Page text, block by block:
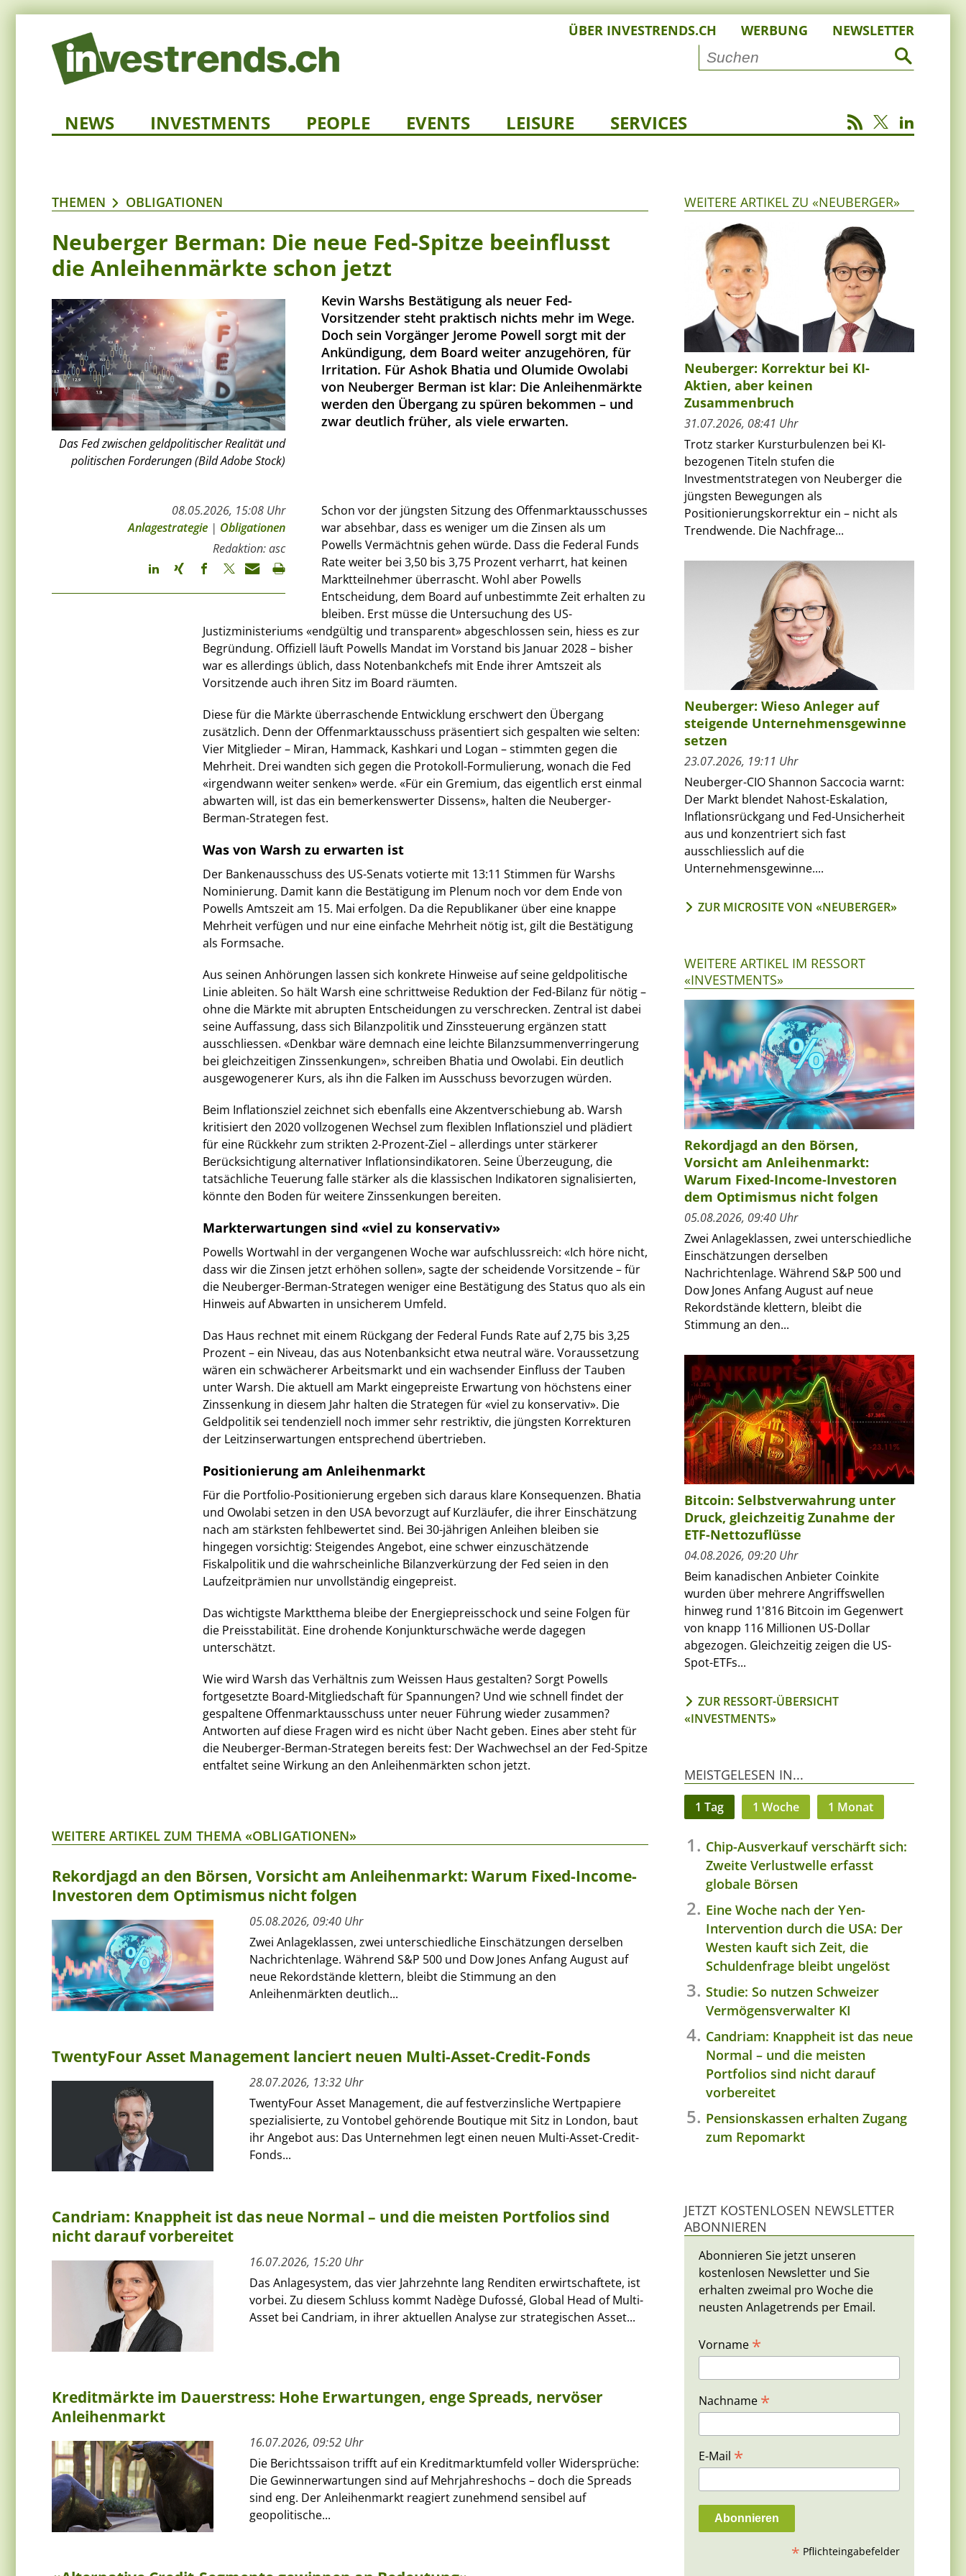
ÜBER INVESTRENDS.CH WERBUNG NEWSLETTER
NEWS INVESTMENTS PEOPLE EVENTS LEISURE SERVICES
THEMEN OBLIGATIONEN
Neuberger Berman: Die neue Fed-Spitze beeinflusst
die Anleihenmärkte schon jetzt
Das Fed zwischen geldpolitischer Realität und
politischen Forderungen (Bild Adobe Stock)
Kevin Warshs Bestätigung als neuer Fed-
Vorsitzender steht praktisch nichts mehr im Wege.
Doch sein Vorgänger Jerome Powell sorgt mit der
Ankündigung, dem Board weiter anzugehören, für
Irritation. Für Ashok Bhatia und Olumide Owolabi
von Neuberger Berman ist klar: Die Anleihenmärkte
werden den Übergang zu spüren bekommen – und
zwar deutlich früher, als viele erwarten.
08.05.2026, 15:08 Uhr
Anlagestrategie | Obligationen
Redaktion: asc
Schon vor der jüngsten Sitzung des Offenmarktausschusses
war absehbar, dass es weniger um die Zinsen als um
Powells Vermächtnis gehen würde. Dass die Federal Funds
Rate weiter bei 3,50 bis 3,75 Prozent verharrt, hat keinen
Marktteilnehmer überrascht. Wohl aber Powells
Entscheidung, dem Board auf unbestimmte Zeit erhalten zu
bleiben. Erst müsse die Untersuchung des US-
Justizministeriums «endgültig und transparent» abgeschlossen sein, hiess es zur
Begründung. Offiziell läuft Powells Mandat im Vorstand bis Januar 2028 – bisher
war es allerdings üblich, dass Notenbankchefs mit Ende ihrer Amtszeit als
Vorsitzende auch ihren Sitz im Board räumten.
Diese für die Märkte überraschende Entwicklung erschwert den Übergang
zusätzlich. Denn der Offenmarktausschuss präsentiert sich gespalten wie selten:
Vier Mitglieder – Miran, Hammack, Kashkari und Logan – stimmten gegen die
Mehrheit. Drei wandten sich gegen die Protokoll-Formulierung, wonach die Fed
«irgendwann weiter senken» werde. «Für ein Gremium, das eigentlich erst einmal
abwarten will, ist das ein bemerkenswerter Dissens», halten die Neuberger-
Berman-Strategen fest.
Was von Warsh zu erwarten ist
Der Bankenausschuss des US-Senats votierte mit 13:11 Stimmen für Warshs
Nominierung. Damit kann die Bestätigung im Plenum noch vor dem Ende von
Powells Amtszeit am 15. Mai erfolgen. Da die Republikaner über eine knappe
Mehrheit verfügen und nur eine einfache Mehrheit nötig ist, gilt die Bestätigung
als Formsache.
Aus seinen Anhörungen lassen sich konkrete Hinweise auf seine geldpolitische
Linie ableiten. So hält Warsh eine schrittweise Reduktion der Fed-Bilanz für nötig –
ohne die Märkte mit abrupten Entscheidungen zu verschrecken. Zentral ist dabei
seine Auffassung, dass sich Bilanzpolitik und Zinssteuerung ergänzen statt
ausschliessen. «Denkbar wäre demnach eine leichte Bilanzsummenverringerung
bei gleichzeitigen Zinssenkungen», schreiben Bhatia und Owolabi. Ein deutlich
ausgewogenerer Kurs, als ihn die Falken im Ausschuss bevorzugen würden.
Beim Inflationsziel zeichnet sich ebenfalls eine Akzentverschiebung ab. Warsh
kritisiert den 2020 vollzogenen Wechsel zum flexiblen Inflationsziel und plädiert
für eine Rückkehr zum strikten 2-Prozent-Ziel – allerdings unter stärkerer
Berücksichtigung alternativer Inflationsindikatoren. Seine Überzeugung, die
tatsächliche Teuerung falle stärker als die klassischen Indikatoren signalisierten,
könnte den Boden für weitere Zinssenkungen bereiten.
Markterwartungen sind «viel zu konservativ»
Powells Wortwahl in der vergangenen Woche war aufschlussreich: «Ich höre nicht,
dass wir die Zinsen jetzt erhöhen sollen», sagte der scheidende Vorsitzende – für
die Neuberger-Berman-Strategen weniger eine Bestätigung des Status quo als ein
Hinweis auf Abwarten in unsicherem Umfeld.
Das Haus rechnet mit einem Rückgang der Federal Funds Rate auf 2,75 bis 3,25
Prozent – ein Niveau, das aus Notenbanksicht etwa neutral wäre. Voraussetzung
wären ein schwächerer Arbeitsmarkt und ein wachsender Einfluss der Tauben
unter Warsh. Die aktuell am Markt eingepreiste Erwartung von höchstens einer
Zinssenkung in diesem Jahr halten die Strategen für «viel zu konservativ». Die
Geldpolitik sei tendenziell noch immer sehr restriktiv, die jüngsten Korrekturen
der Leitzinserwartungen entsprechend übertrieben.
Positionierung am Anleihenmarkt
Für die Portfolio-Positionierung ergeben sich daraus klare Konsequenzen. Bhatia
und Owolabi setzen in den USA bevorzugt auf Kurzläufer, die ihrer Einschätzung
nach am stärksten fehlbewertet sind. Bei 30-jährigen Anleihen bleiben sie
hingegen vorsichtig: Steigendes Angebot, eine schwer einzuschätzende
Fiskalpolitik und die wahrscheinliche Bilanzverkürzung der Fed seien in den
Laufzeitprämien nur unvollständig eingepreist.
Das wichtigste Marktthema bleibe der Energiepreisschock und seine Folgen für
die Preisstabilität. Eine drohende Konjunkturschwäche werde dagegen
unterschätzt.
Wie wird Warsh das Verhältnis zum Weissen Haus gestalten? Sorgt Powells
fortgesetzte Board-Mitgliedschaft für Spannungen? Und wie schnell findet der
gespaltene Offenmarktausschuss unter neuer Führung wieder zusammen?
Antworten auf diese Fragen wird es nicht über Nacht geben. Eines aber steht für
die Neuberger-Berman-Strategen bereits fest: Der Wachwechsel an der Fed-Spitze
entfaltet seine Wirkung an den Anleihenmärkten schon jetzt.
WEITERE ARTIKEL ZUM THEMA «OBLIGATIONEN»
Rekordjagd an den Börsen, Vorsicht am Anleihenmarkt: Warum Fixed-Income-
Investoren dem Optimismus nicht folgen
05.08.2026, 09:40 Uhr
Zwei Anlageklassen, zwei unterschiedliche Einschätzungen derselben
Nachrichtenlage. Während S&P 500 und Dow Jones Anfang August auf
neue Rekordstände klettern, bleibt die Stimmung an den
Anleihenmärkten deutlich...
TwentyFour Asset Management lanciert neuen Multi-Asset-Credit-Fonds
28.07.2026, 13:32 Uhr
TwentyFour Asset Management, die auf festverzinsliche Wertpapiere
spezialisierte, zu Vontobel gehörende Boutique mit Sitz in London, baut
ihr Angebot aus: Das Unternehmen legt einen neuen Multi-Asset-Credit-
Fonds...
Candriam: Knappheit ist das neue Normal – und die meisten Portfolios sind
nicht darauf vorbereitet
16.07.2026, 15:20 Uhr
Das Anlagesystem, das vier Jahrzehnte lang Renditen erwirtschaftete, ist
vorbei. Zu diesem Schluss kommt Nadège Dufossé, Global Head of Multi-
Asset bei Candriam, in ihrer aktuellen Analyse zur strategischen Asset...
Kreditmärkte im Dauerstress: Hohe Erwartungen, enge Spreads, nervöser
Anleihenmarkt
16.07.2026, 09:52 Uhr
Die Berichtssaison trifft auf ein Kreditmarktumfeld voller Widersprüche:
Die Gewinnerwartungen sind auf Mehrjahreshochs – doch die Spreads
sind eng. Der Anleihenmarkt reagiert zunehmend sensibel auf
geopolitische...
WEITERE ARTIKEL ZU «NEUBERGER»
Neuberger: Korrektur bei KI-
Aktien, aber keinen
Zusammenbruch
31.07.2026, 08:41 Uhr
Trotz starker Kursturbulenzen bei KI-
bezogenen Titeln stufen die
Investmentstrategen von Neuberger die
jüngsten Bewegungen als
Positionierungskorrektur ein – nicht als
Trendwende. Die Nachfrage...
Neuberger: Wieso Anleger auf
steigende Unternehmensgewinne
setzen
23.07.2026, 19:11 Uhr
Neuberger-CIO Shannon Saccocia warnt:
Der Markt blendet Nahost-Eskalation,
Inflationsrückgang und Fed-Unsicherheit
aus und konzentriert sich fast
ausschliesslich auf die
Unternehmensgewinne....
ZUR MICROSITE VON «NEUBERGER»
WEITERE ARTIKEL IM RESSORT
«INVESTMENTS»
Rekordjagd an den Börsen,
Vorsicht am Anleihenmarkt:
Warum Fixed-Income-Investoren
dem Optimismus nicht folgen
05.08.2026, 09:40 Uhr
Zwei Anlageklassen, zwei unterschiedliche
Einschätzungen derselben
Nachrichtenlage. Während S&P 500 und
Dow Jones Anfang August auf neue
Rekordstände klettern, bleibt die
Stimmung an den...
Bitcoin: Selbstverwahrung unter
Druck, gleichzeitig Zunahme der
ETF-Nettozuflüsse
04.08.2026, 09:20 Uhr
Beim kanadischen Anbieter Coinkite
wurden über mehrere Angriffswellen
hinweg rund 1'816 Bitcoin im Gegenwert
von knapp 116 Millionen US-Dollar
abgezogen. Gleichzeitig zeigen die US-
Spot-ETFs...
ZUR RESSORT-ÜBERSICHT
«INVESTMENTS»
MEISTGELESEN IN...
1 Tag 1 Woche 1 Monat
Chip-Ausverkauf verschärft sich:
Zweite Verlustwelle erfasst
globale Börsen
Eine Woche nach der Yen-
Intervention durch die USA: Der
Westen kauft sich Zeit, die
Schuldenfrage bleibt ungelöst
Studie: So nutzen Schweizer
Vermögensverwalter KI
Candriam: Knappheit ist das neue
Normal – und die meisten
Portfolios sind nicht darauf
vorbereitet
Pensionskassen erhalten Zugang
zum Repomarkt
JETZT KOSTENLOSEN NEWSLETTER
ABONNIEREN
Abonnieren Sie jetzt unseren
kostenlosen Newsletter und Sie
erhalten zweimal pro Woche die
neusten Anlagetrends per Email.
Vorname *
Nachname *
E-Mail *
* Pflichteingabefelder